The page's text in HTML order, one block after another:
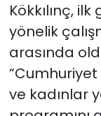
Kökkılınç,
yönelik
arasında
“Cumhuriyet
ve kadınlar